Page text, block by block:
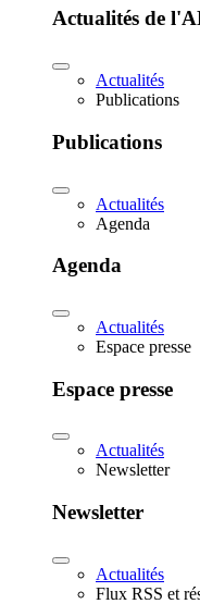
Actualités de
Actualités
Publications
Publications
Actualités
Agenda
Agenda
Actualités
Espace presse
Espace presse
Actualités
Newsletter
Newsletter
Actualités
Flux RSS et